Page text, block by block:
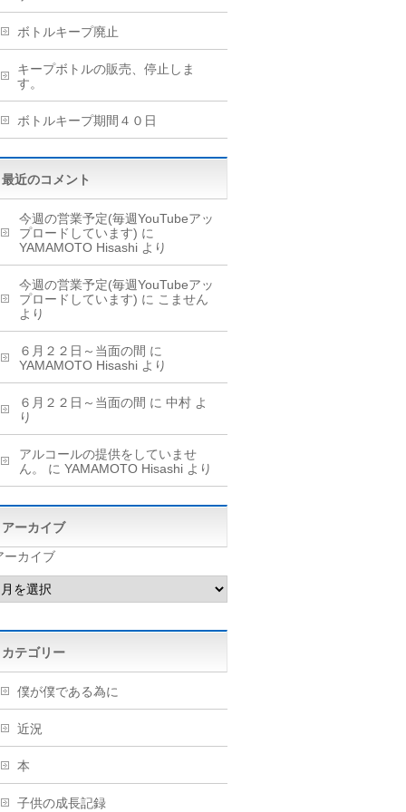
ボトルキープ廃止
キープボトルの販売、停止しま
す。
ボトルキープ期間４０日
最近のコメント
今週の営業予定(毎週YouTubeアッ
プロードしています) に
YAMAMOTO Hisashi より
今週の営業予定(毎週YouTubeアッ
プロードしています) に こません
より
６月２２日～当面の間 に
YAMAMOTO Hisashi より
６月２２日～当面の間 に 中村 よ
り
アルコールの提供をしていませ
ん。
に YAMAMOTO Hisashi より
アーカイブ
ーカイブ
カテゴリー
僕が僕である為に
近況
本
子供の成長記録